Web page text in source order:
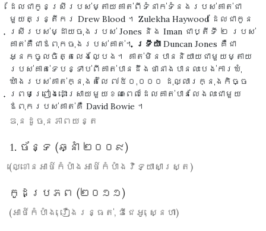
ដែលជាកូនស្រីរបស់ម្តាយគាត់ពីទំនាក់ទំនងរបស់គាត់ជា
មួយតន្ត្រីករ Drew Blood ។ Zulekha Haywood ដែលជាកូន
ស្រីរបស់ម្ដាយចុងរបស់ Jones និង Iman ជាប្តីទី ២ របស់
គាត់គឺជាឪពុកចុងរបស់គាត់។ ទ្រីយ៉ា Duncan Jones គឺជា
អ្នកចូលចិត្តលេងល្បែង។ គាត់មិនបាននិយាយជាមួយម្តាយ
របស់គាត់ទេបន្ទាប់ពីគាត់បានដឹងថានាងបានលះបង់ការឃុំ
ឃាំងរបស់គាត់ក្នុងតំលៃ ៧៥០,០០០ ដុល្លារក្នុងកិច្ច
ព្រមព្រៀងដោះស្រាយមួយខណៈពេលដែលគាត់បានលែងលះជាមួយ
ឪពុករបស់គាត់គឺ David Bowie ។
ឌុនដូចុនភាពយន្ត
1. ច័ន្ទ (ឆ្នាំ ២០០៩)
(ល្ខោនអាថ៌កំបាំងអាថ៌កំបាំងវិទ្យាសាស្ត្រ)
កូដប្រភព (២០១១)
(អាថ៍កំបាំង, រឿងរន្ធត់, ឌីជេអូ, ស្នេហា)